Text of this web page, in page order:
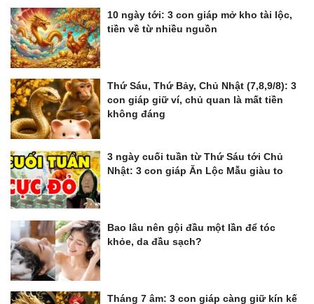
10 ngày tới: 3 con giáp mở kho tài lộc,
tiền về từ nhiều nguồn
Thứ Sáu, Thứ Bảy, Chủ Nhật (7,8,9/8): 3
con giáp giữ ví, chủ quan là mất tiền
không đáng
3 ngày cuối tuần từ Thứ Sáu tới Chủ
Nhật: 3 con giáp Ăn Lộc Mẫu giàu to
Bao lâu nên gội đầu một lần để tóc
khỏe, da đầu sạch?
Tháng 7 âm: 3 con giáp càng giữ kín kế